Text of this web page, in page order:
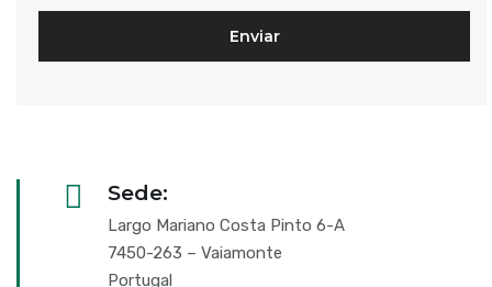
Sede:
Largo Mariano Costa Pinto 6-A
7450-263 – Vaiamonte
Portugal